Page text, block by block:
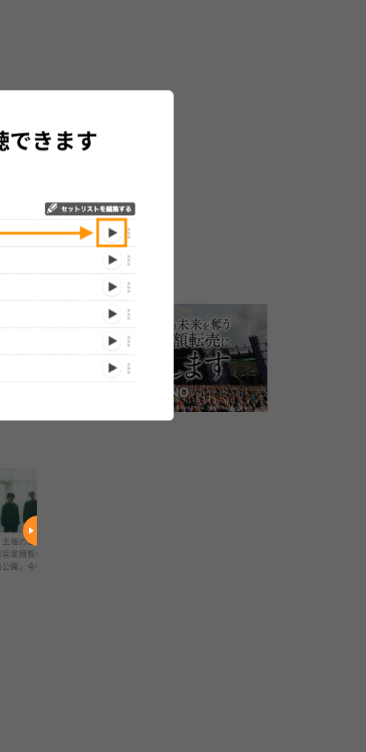
主催の音楽イベント
音楽博覧会2024 in
園』今年も2days